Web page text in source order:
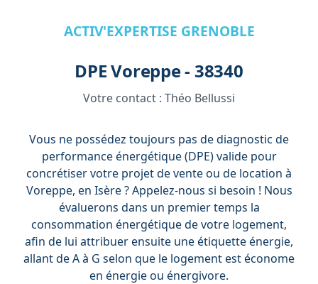
ACTIV'EXPERTISE GRENOBLE
DPE Voreppe - 38340
Votre contact : Théo Bellussi
Vous ne possédez toujours pas de diagnostic de
performance énergétique (DPE) valide pour
concrétiser votre projet de vente ou de location à
Voreppe, en Isère ? Appelez-nous si besoin ! Nous
évaluerons dans un premier temps la
consommation énergétique de votre logement,
afin de lui attribuer ensuite une étiquette énergie,
allant de A à G selon que le logement est économe
en énergie ou énergivore.